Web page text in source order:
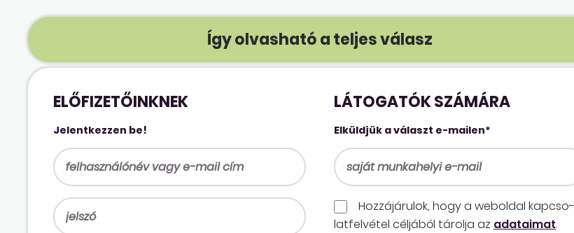
Így olvasható a teljes válasz
ELŐFIZETŐINKNEK
Jelentkezzen be!
LÁTOGATÓK SZÁMÁRA
Elküldjük a választ e-mailen*
Hozzájárulok, hogy a weboldal kapcso­
lat­felvétel céljából tárolja az adataimat.